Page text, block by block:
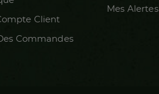
Client
Commandes
Mes Alertes